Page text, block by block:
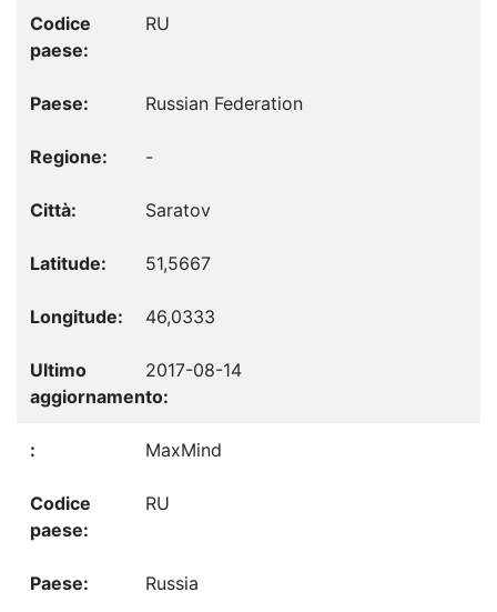
RU
Russian Federation
-
Saratov
51,5667
46,0333
2017-08-14
MaxMind
RU
Russia